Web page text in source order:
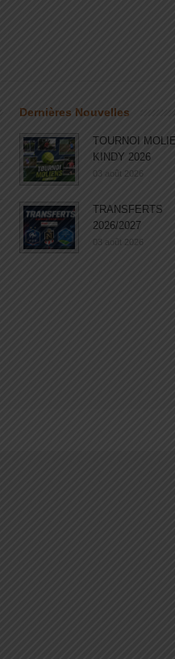
Dernières Nouvelles
TOURNOI
KINDY 2026
03 août 2026
TRANSFERTS
2026/2027
03 août 2026